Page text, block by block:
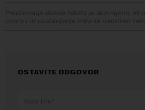
Preuzimanje delova teksta je dozvoljeno, ali
izvora i uz postavljanje linka ka izvornom
OSTAVITE ODGOVOR